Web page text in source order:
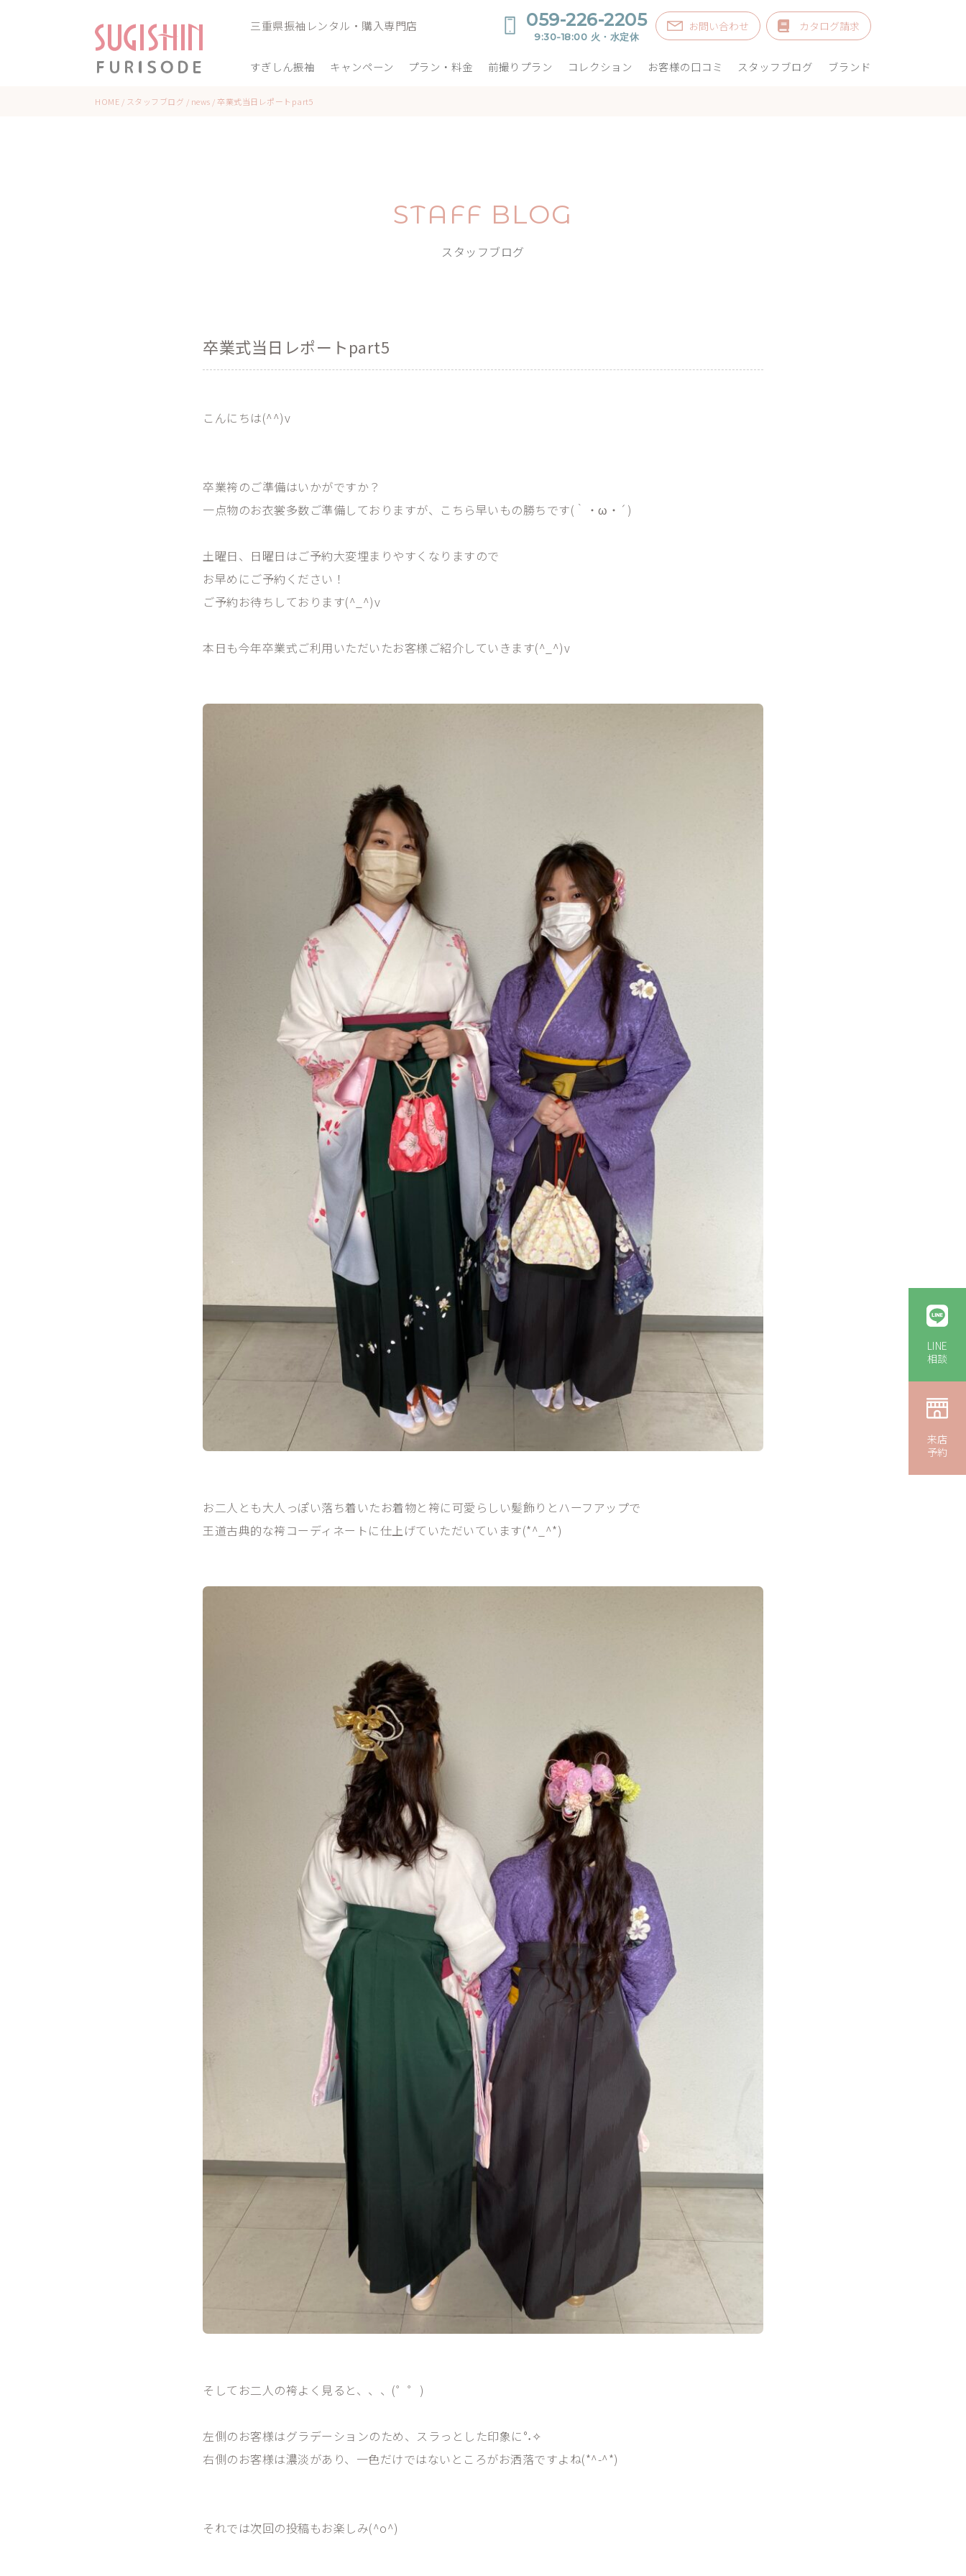
三重県振袖レンタル・購入専門店 059-226-2205
9:30-18:00 火・水定休
お問い合わせ カタログ請求
すぎしん振袖 キャンペーン プラン・料金 前撮りプラン コレクション お客様の口コミ スタッフブログ ブランド
HOME / スタッフブログ / news /卒業式当日レポートpart5
STAFF BLOG
スタッフブログ
卒業式当日レポートpart5
こんにちは(^^)v
卒業袴のご準備はいかがですか？
一点物のお衣裳多数ご準備しておりますが、こちら早いもの勝ちです(｀・ω・´)
土曜日、日曜日はご予約大変埋まりやすくなりますので
お早めにご予約ください！
ご予約お待ちしております(^_^)v
本日も今年卒業式ご利用いただいたお客様ご紹介していきます(^_^)v
お二人とも大人っぽい落ち着いたお着物と袴に可愛らしい髪飾りとハーフアップで
王道古典的な袴コーディネートに仕上げていただいています(*^_^*)
そしてお二人の袴よく見ると、、、(゜゜)
左側のお客様はグラデーションのため、スラっとした印象に°˖✧
右側のお客様は濃淡があり、一色だけではないところがお洒落ですよね(*^-^*)
それでは次回の投稿もお楽しみ(^o^)
LINE
相談
来店
予約